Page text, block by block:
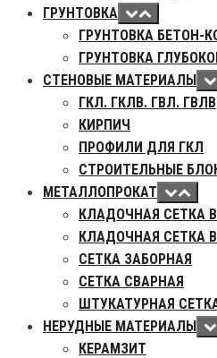
ГРУНТОВКА
ГРУНТОВКА БЕТОН-
ГРУНТОВКА
СТЕНОВЫЕ МАТЕРИАЛЫ
ГКЛ. ГКЛВ. ГВЛ. ГВЛВ
КИРПИЧ
ПРОФИЛИ ДЛЯ ГКЛ
СТРОИТЕЛЬНЫЕ
МЕТАЛЛОПРОКАТ
КЛАДОЧНАЯ СЕТКА
КЛАДОЧНАЯ СЕТКА
СЕТКА ЗАБОРНАЯ
СЕТКА СВАРНАЯ
ШТУКАТУРНАЯ
НЕРУДНЫЕ МАТЕРИАЛЫ
КЕРАМЗИТ